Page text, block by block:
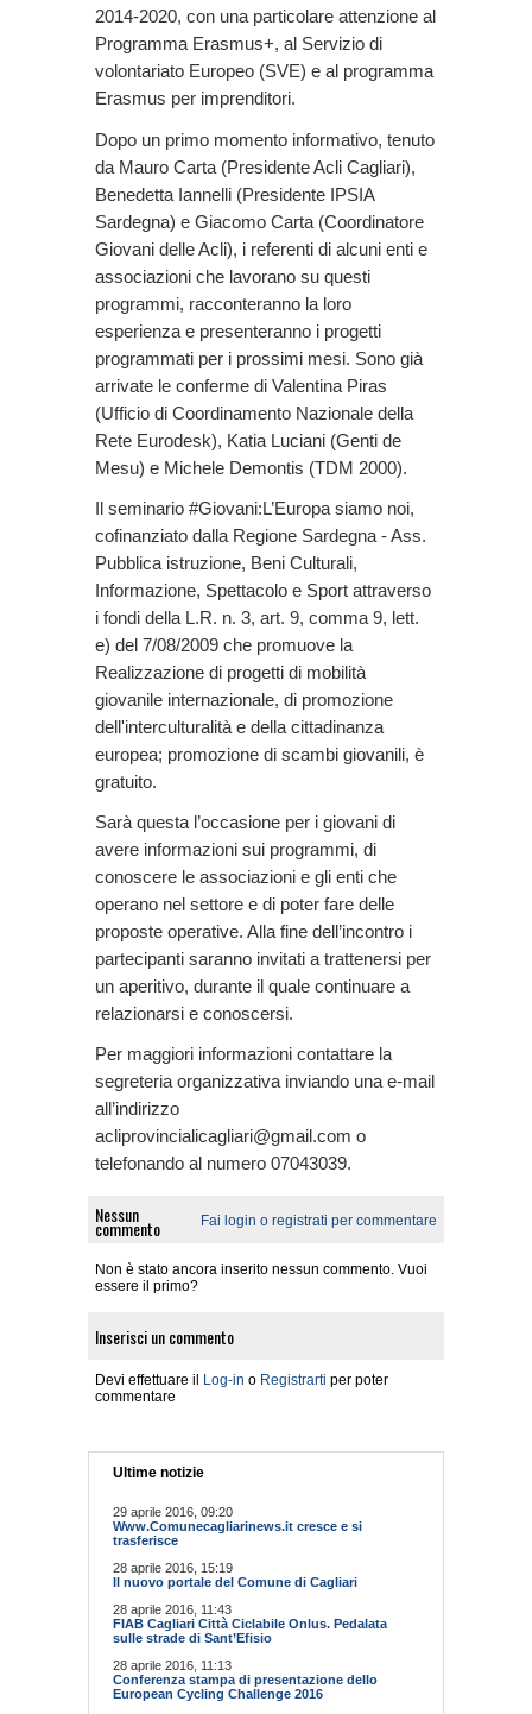
2014-2020, con una particolare attenzione al
Programma Erasmus+, al Servizio di
volontariato Europeo (SVE) e al programma
Erasmus per imprenditori.
Dopo un primo momento informativo, tenuto
da Mauro Carta (Presidente Acli Cagliari),
Benedetta Iannelli (Presidente IPSIA
Sardegna) e Giacomo Carta (Coordinatore
Giovani delle Acli), i referenti di alcuni enti e
associazioni che lavorano su questi
programmi, racconteranno la loro
esperienza e presenteranno i progetti
programmati per i prossimi mesi. Sono già
arrivate le conferme di Valentina Piras
(Ufficio di Coordinamento Nazionale della
Rete Eurodesk), Katia Luciani (Genti de
Mesu) e Michele Demontis (TDM 2000).
Il seminario #Giovani:L’Europa siamo noi,
cofinanziato dalla Regione Sardegna - Ass.
Pubblica istruzione, Beni Culturali,
Informazione, Spettacolo e Sport attraverso
i fondi della L.R. n. 3, art. 9, comma 9, lett.
e) del 7/08/2009 che promuove la
Realizzazione di progetti di mobilità
giovanile internazionale, di promozione
dell'interculturalità e della cittadinanza
europea; promozione di scambi giovanili, è
gratuito.
Sarà questa l’occasione per i giovani di
avere informazioni sui programmi, di
conoscere le associazioni e gli enti che
operano nel settore e di poter fare delle
proposte operative. Alla fine dell’incontro i
partecipanti saranno invitati a trattenersi per
un aperitivo, durante il quale continuare a
relazionarsi e conoscersi.
Per maggiori informazioni contattare la
segreteria organizzativa inviando una e-mail
all’indirizzo
acliprovincialicagliari@gmail.com o
telefonando al numero 07043039.
Nessun
commento Fai login o registrati per commentare
Non è stato ancora inserito nessun commento. Vuoi
essere il primo?
Inserisci un commento
Devi effettuare il Log-in o Registrarti per poter
commentare
Ultime notizie
29 aprile 2016, 09:20
Www.Comunecagliarinews.it cresce e si
trasferisce
28 aprile 2016, 15:19
Il nuovo portale del Comune di Cagliari
28 aprile 2016, 11:43
FIAB Cagliari Città Ciclabile Onlus. Pedalata
sulle strade di Sant’Efisio
28 aprile 2016, 11:13
Conferenza stampa di presentazione dello
European Cycling Challenge 2016